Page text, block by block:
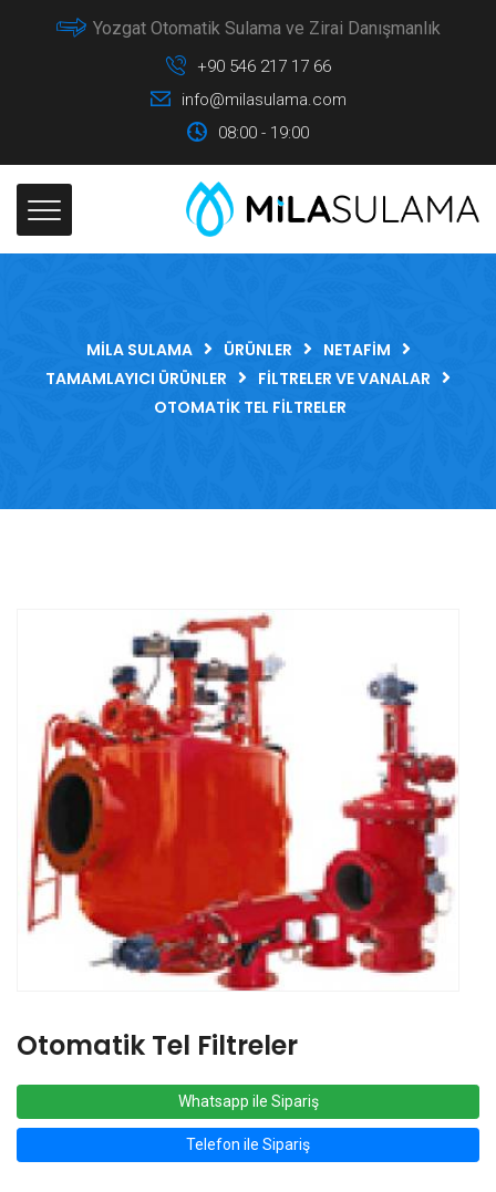
Yozgat Otomatik Sulama ve Zirai Danışmanlık
+90 546 217 17 66
info@milasulama.com
08:00 - 19:00
MILA SULAMA ÜRÜNLER
NETAFIM
TAMAMLAYICI ÜRÜNLER
FILTRELER VE VANALAR
OTOMATIK TEL FILTRELER
Otomatik Tel Filtreler
Whatsapp ile Sipariş
Telefon ile Sipariş